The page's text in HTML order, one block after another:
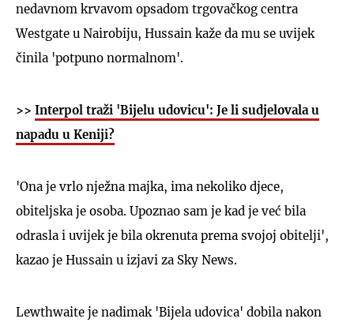
nedavnom krvavom opsadom trgovačkog centra
Westgate u Nairobiju, Hussain kaže da mu se uvijek
činila 'potpuno normalnom'.
>> Interpol traži 'Bijelu udovicu': Je li sudjelovala u
napadu u Keniji?
'Ona je vrlo nježna majka, ima nekoliko djece,
obiteljska je osoba. Upoznao sam je kad je već bila
odrasla i uvijek je bila okrenuta prema svojoj obitelji',
kazao je Hussain u izjavi za Sky News.
Lewthwaite je nadimak 'Bijela udovica' dobila nakon